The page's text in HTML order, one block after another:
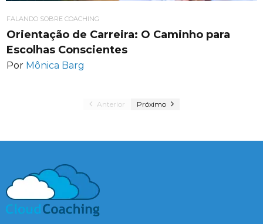
FALANDO SOBRE COACHING
Orientação de Carreira: O Caminho para
Escolhas Conscientes
Por Mônica Barg
Anterior Próximo